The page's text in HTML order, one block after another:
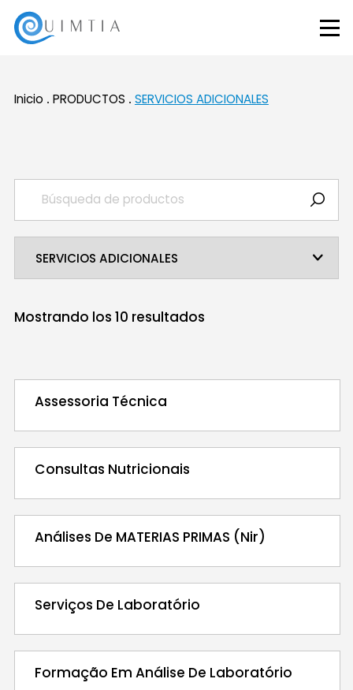
Inicio PRODUCTOS SERVICIOS ADICIONALES
Mostrando los 10 resultados
Assessoria Técnica
Consultas Nutricionais
Análises De MATERIAS PRIMAS (Nir)
Serviços De Laboratório
Formação Em Análise De Laboratório